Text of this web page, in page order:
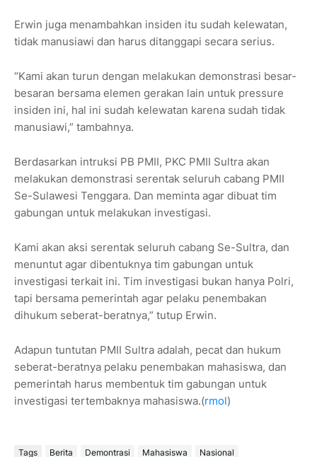
Erwin juga menambahkan insiden itu sudah kelewatan,
tidak manusiawi dan harus ditanggapi secara serius.
“Kami akan turun dengan melakukan demonstrasi besar-
besaran bersama elemen gerakan lain untuk pressure
insiden ini, hal ini sudah kelewatan karena sudah tidak
manusiawi,” tambahnya.
Berdasarkan intruksi PB PMII, PKC PMII Sultra akan
melakukan demonstrasi serentak seluruh cabang PMII
Se-Sulawesi Tenggara. Dan meminta agar dibuat tim
gabungan untuk melakukan investigasi.
Kami akan aksi serentak seluruh cabang Se-Sultra, dan
menuntut agar dibentuknya tim gabungan untuk
investigasi terkait ini. Tim investigasi bukan hanya Polri,
tapi bersama pemerintah agar pelaku penembakan
dihukum seberat-beratnya,” tutup Erwin.
Adapun tuntutan PMII Sultra adalah, pecat dan hukum
seberat-beratnya pelaku penembakan mahasiswa, dan
pemerintah harus membentuk tim gabungan untuk
investigasi tertembaknya mahasiswa.(rmol)
Tags Berita Demontrasi Mahasiswa Nasional